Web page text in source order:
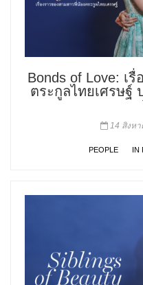
Bonds of Love: เ
ตระกูลไทยเศรษ
14 สิงหา
PEOPLE IN